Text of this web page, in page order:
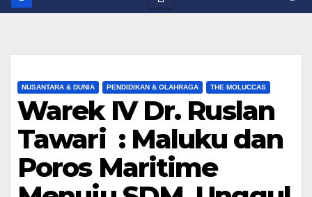
NUSANTARA & DUNIA PENDIDIKAN & OLAHRAGA THE MOLUCCAS
Warek IV Dr. Ruslan
Tawari : Maluku dan
Poros Maritime